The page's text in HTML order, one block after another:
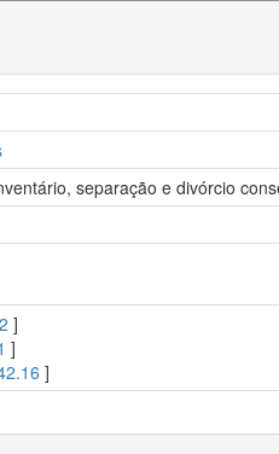
separação e divórcio
]
]
]